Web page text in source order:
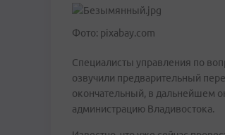
Фото: pixabay.com
Специалисты управления по
озвучили предварительный
окончательный, в дальнейшем
администрацию Владивостока.